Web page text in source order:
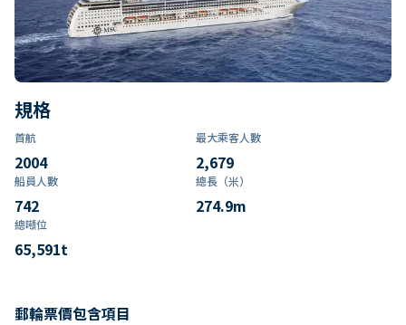
規格
首航
2004
最大乘客人數
2,679
船員人數
742
總長（米）
274.9m
總噸位
65,591t
郵輪票價包含項目